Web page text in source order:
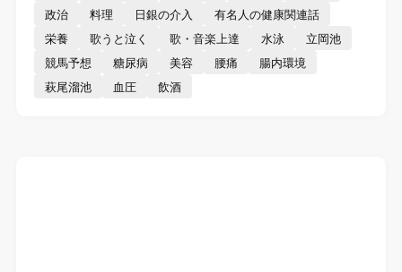
政治
料理 日銀の介入
有名人の健康関連話
栄養
歌うと泣く 歌・音楽上達 水泳
立岡池
競馬予想
糖尿病 美容 腰痛
腸内環境
萩尾溜池
血圧 飲酒